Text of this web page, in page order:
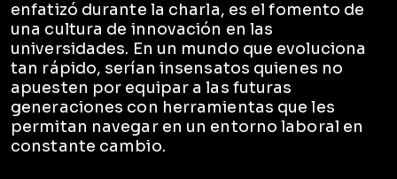
enfatizó durante la charla, es el fomento de
una cultura de innovación en las
universidades. En un mundo que evoluciona
tan rápido, serían insensatos quienes no
apuesten por equipar a las futuras
generaciones con herramientas que les
permitan navegar en un entorno laboral en
constante cambio.